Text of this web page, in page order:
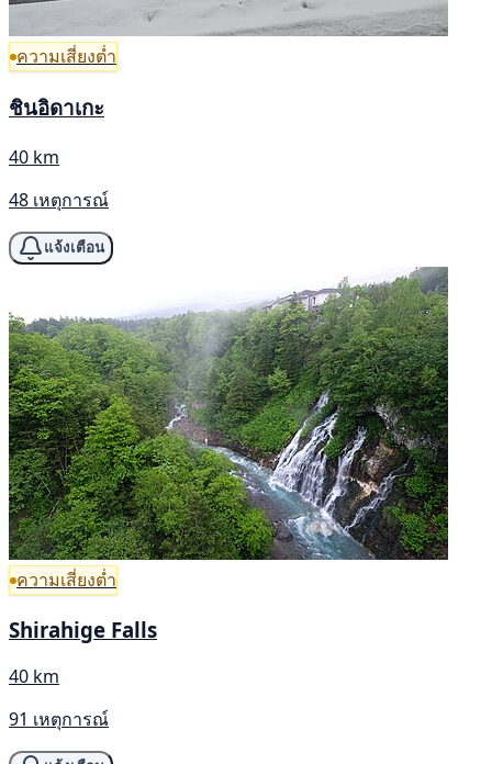
ความเสี่ยงต่ำ
ชินอิดาเกะ
40 km
48 เหตุการณ์
แจ้งเตือน
ความเสี่ยงต่ำ
Shirahige Falls
40 km
91 เหตุการณ์